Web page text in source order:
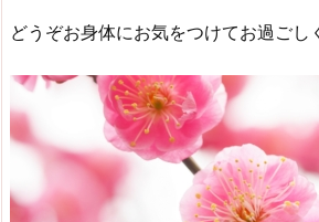
どうぞお身体にお気をつけてお過ごし